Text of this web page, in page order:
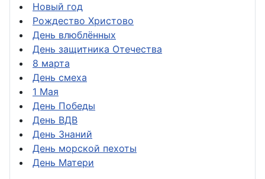
Новый год
Рождество Христово
День влюблённых
День защитника Отечества
8 марта
День смеха
1 Мая
День Победы
День ВДВ
День Знаний
День морской пехоты
День Матери